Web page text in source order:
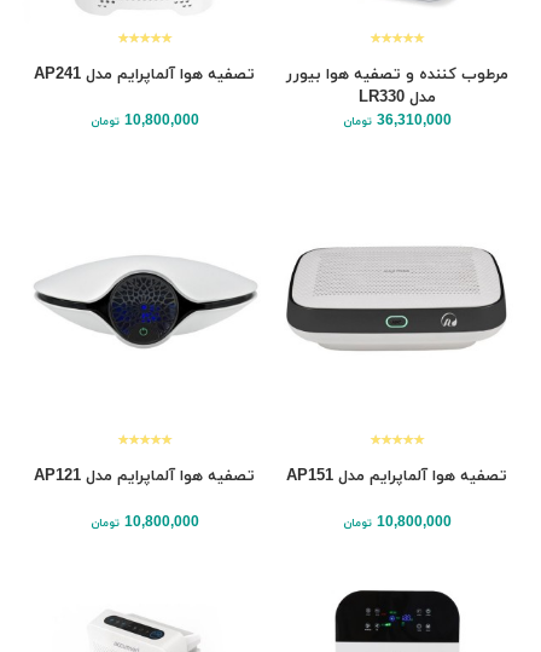
مرطوب کننده و تصفیه هوا بیورر
مدل LR330
36,310,000 تومان
تصفیه هوا آلماپرایم مدل AP241
10,800,000 تومان
تصفیه هوا آلماپرایم مدل AP151
10,800,000 تومان
تصفیه هوا آلماپرایم مدل AP121
10,800,000 تومان